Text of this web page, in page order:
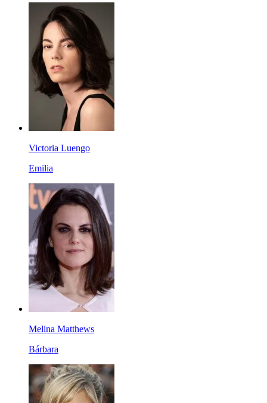
Victoria Luengo
Emilia
Melina Matthews
Bárbara